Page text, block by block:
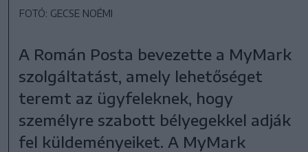
FOTÓ: GECSE NOÉMI
A Román Posta bevezette a MyMark
szolgáltatást, amely lehetőséget
teremt az ügyfeleknek, hogy
személyre szabott bélyegekkel adják
fel küldeményeiket. A MyMark